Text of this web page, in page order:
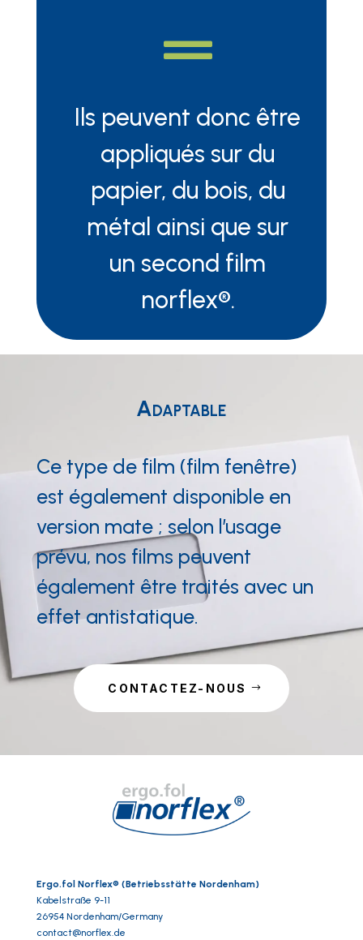

Ils peuvent donc être
appliqués sur du
papier, du bois, du
métal ainsi que sur
un second film
norflex®.
Adaptable
Ce type de film (film fenêtre)
est également disponible en
version mate ; selon l’usage
prévu, nos films peuvent
également être traités avec un
effet antistatique.
CONTACTEZ-NOUS
Ergo.fol Norflex® (Betriebsstätte Nordenham)
Kabelstraße 9-11
26954 Nordenham/Germany
contact@norflex.de